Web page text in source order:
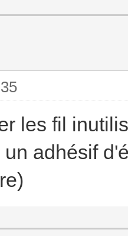
les fil
adhésif